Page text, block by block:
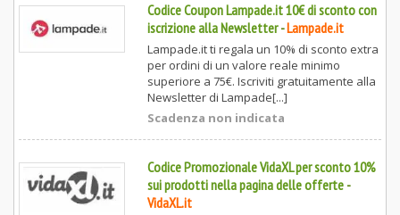
Codice Coupon Lampade.it 10€ di sconto con
iscrizione alla Newsletter-Lampade.it
Lampade.it ti regala un 10% di sconto extra
per ordini di un valore reale minimo
superiore a 75€. Iscriviti gratuitamente alla
Newsletter di Lampade[...]
Scadenza non indicata
Codice Promozionale VidaXL per sconto 10%
sui prodotti nella pagina delle offerte-
VidaXL.it